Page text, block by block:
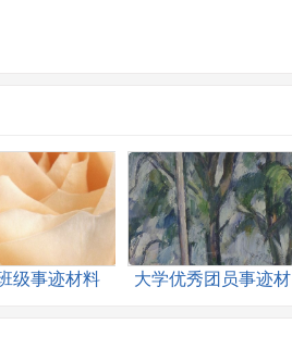
级事迹材料
大学优秀团员事迹材